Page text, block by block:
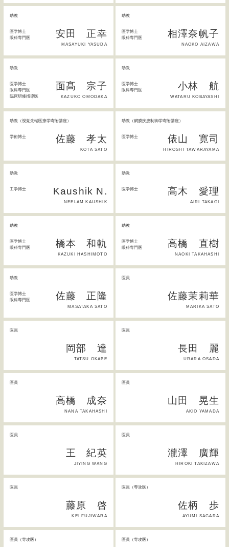
助教
医学博士
眼科専門医
安田 正幸
MASAYUKI YASUDA
助教
医学博士
眼科専門医
相澤奈帆子
NAOKO AIZAWA
助教
医学博士
眼科専門医
臨床研修指導医
面髙 宗子
KAZUKO OMODAKA
助教
医学博士
眼科専門医
小林 航
WATARU KOBAYASHI
助教（視覚先端医療学寄附講座）
学術博士 佐藤 孝太
KOTA SATO
助教（網膜疾患制御学寄附講座）
医学博士 俵山 寛司
HIROSHI TAWARAYAMA
助教
工学博士 Kaushik N.
NEELAM KAUSHIK
助教
医学博士 高木 愛理
AIRI TAKAGI
助教
医学博士
眼科専門医
橋本 和軌
KAZUKI HASHIMOTO
助教
医学博士
眼科専門医
高橋 直樹
NAOKI TAKAHASHI
助教
医学博士
眼科専門医
佐藤 正隆
MASATAKA SATO
医員
佐藤茉莉華
MARIKA SATO
医員
岡部 達
TATSU OKABE
医員
長田 麗
URARA OSADA
医員
高橋 成奈
NANA TAKAHASHI
医員
山田 晃生
AKIO YAMADA
医員
王 紀英
JIYING WANG
医員
瀧澤 廣輝
HIROKI TAKIZAWA
医員
藤原 啓
KEI FUJIWARA
医員（専攻医）
佐柄 歩
AYUMI SAGARA
医員（専攻医） 医員（専攻医）